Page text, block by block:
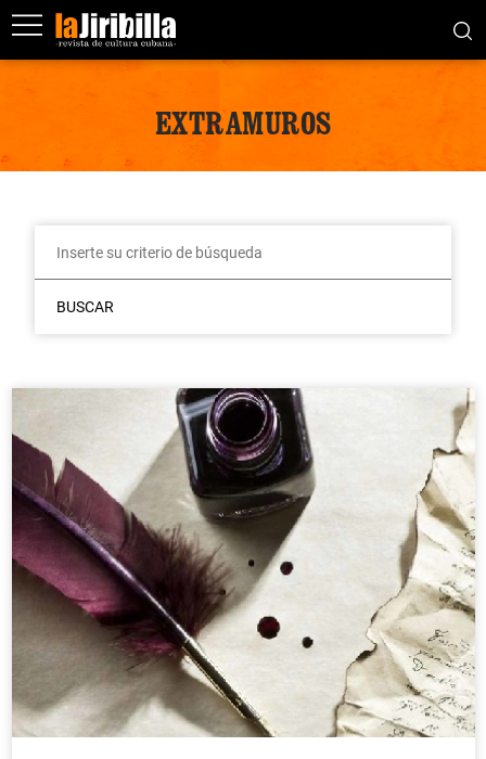
EXTRAMUROS
BUSCAR